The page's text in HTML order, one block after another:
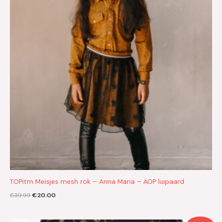
TOPitm Meisjes mesh rok – Anna Maria – AOP luipaard
€39.99€20.00